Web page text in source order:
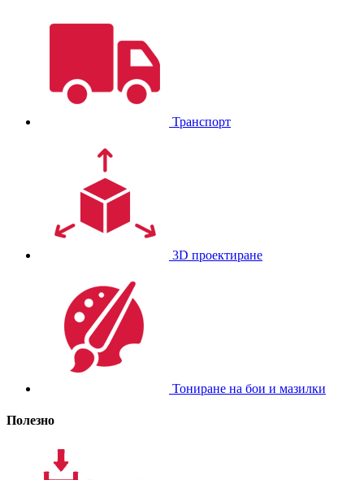
Транспорт
3D проектиране
Тониране на бои и мазилки
Полезно